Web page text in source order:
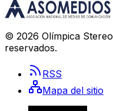
© 2026 Olímpica Stereo
reservados.
RSS
Mapa del sitio